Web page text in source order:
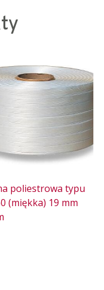
poliestrowa typu
(miękka) 19 mm